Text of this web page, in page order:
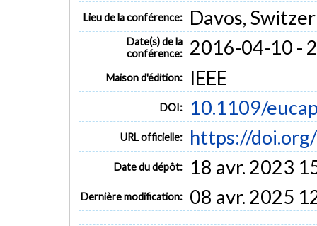
Lieu de la conférence: Davos,
Date(s) de la
conférence:
2016-04-10 -
Maison d'édition: IEEE
DOI: 10.1109/
URL officielle: https://
Date du dépôt: 18 avr. 2023
Dernière modification: 08 avr. 2025